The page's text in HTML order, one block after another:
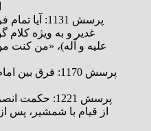
پرسش 1131:
غدير و به ويژه كلام
علیه و آله)، «من كنت
پرسش 1170: فرق
پرسش 1221:
از قیام با شمشیر، پس